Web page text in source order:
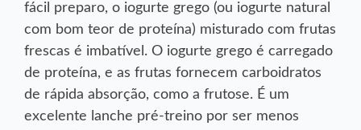
fácil preparo, o iogurte grego (ou iogurte natural
com bom teor de proteína) misturado com frutas
frescas é imbatível. O iogurte grego é carregado
de proteína, e as frutas fornecem carboidratos
de rápida absorção, como a frutose. É um
excelente lanche pré-treino por ser menos